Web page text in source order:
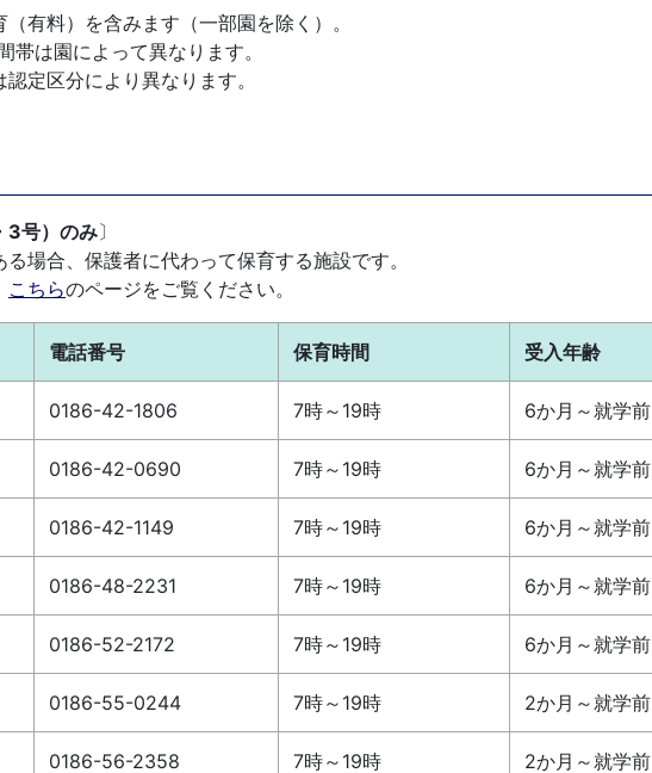
有料）を含みます（一部園を除く）。
は園によって異なります。
定区分により異なります。
3号）のみ〕
場合、保護者に代わって保育する施設です。
こちらのページをご覧ください。
電話番号 保育時間 受入年齢
0186-42-1806 7時～19時 6か月～就学前
0186-42-0690 7時～19時 6か月～就学前
0186-42-1149 7時～19時 6か月～就学前
0186-48-2231 7時～19時 6か月～就学前
0186-52-2172 7時～19時 6か月～就学前
0186-55-0244 7時～19時 2か月～就学前
0186-56-2358 7時～19時 2か月～就学前